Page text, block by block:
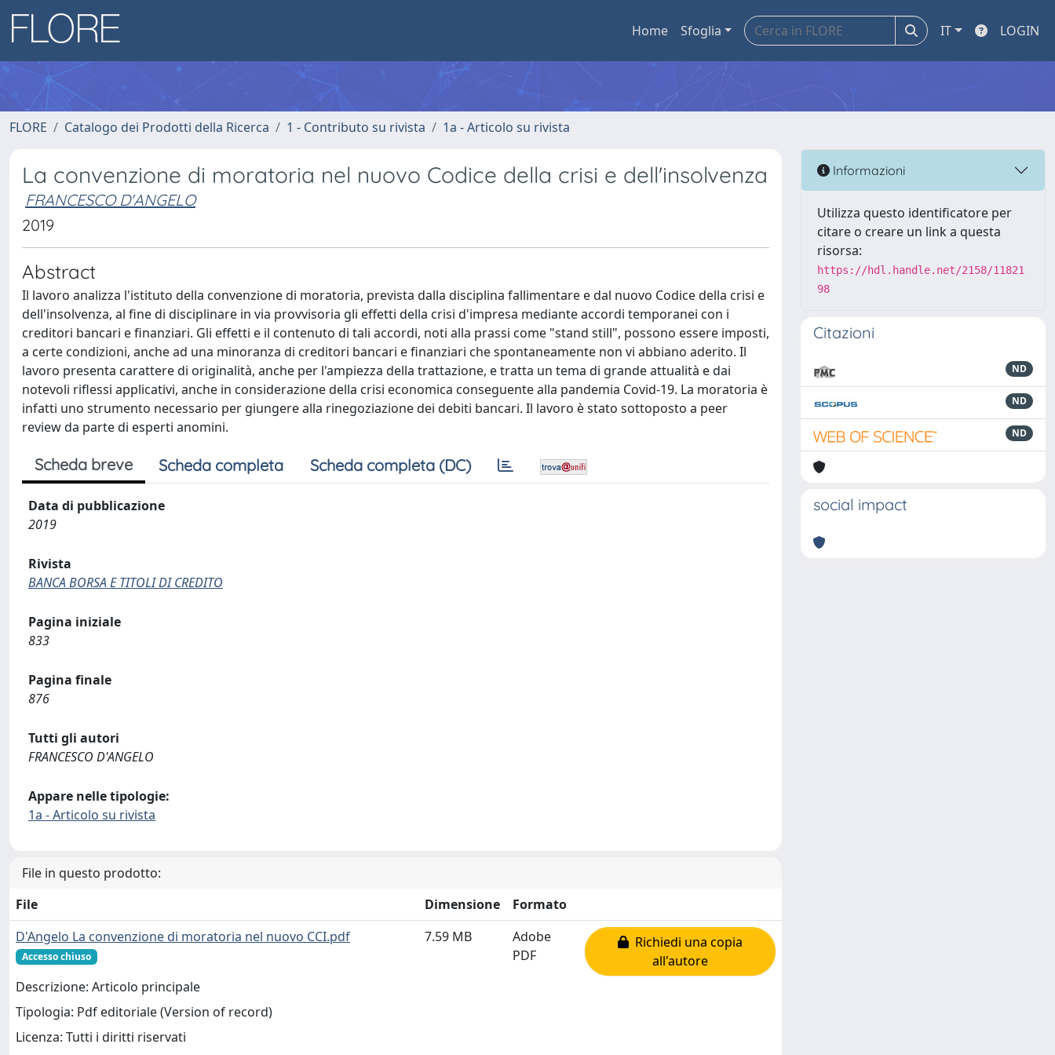
Home Sfoglia IT LOGIN
FLORE Catalogo dei Prodotti della Ricerca 1 - Contributo su rivista 1a - Articolo su rivista
La convenzione di moratoria nel nuovo Codice della crisi e dell'insolvenza
FRANCESCO D'ANGELO
2019
Abstract
Il lavoro analizza l'istituto della convenzione di moratoria, prevista dalla disciplina fallimentare e dal nuovo Codice della crisi e
dell'insolvenza, al fine di disciplinare in via provvisoria gli effetti della crisi d'impresa mediante accordi temporanei con i
creditori bancari e finanziari. Gli effetti e il contenuto di tali accordi, noti alla prassi come "stand still", possono essere imposti,
a certe condizioni, anche ad una minoranza di creditori bancari e finanziari che spontaneamente non vi abbiano aderito. Il
lavoro presenta carattere di originalità, anche per l'ampiezza della trattazione, e tratta un tema di grande attualità e dai
notevoli riflessi applicativi, anche in considerazione della crisi economica conseguente alla pandemia Covid-19. La moratoria è
infatti uno strumento necessario per giungere alla rinegoziazione dei debiti bancari. Il lavoro è stato sottoposto a peer
review da parte di esperti anomini.
Scheda breve Scheda completa Scheda completa (DC)
Data di pubblicazione
2019
Rivista
BANCA BORSA E TITOLI DI CREDITO
Pagina iniziale
833
Pagina finale
876
Tutti gli autori
FRANCESCO D'ANGELO
Appare nelle tipologie:
1a - Articolo su rivista
File in questo prodotto:
File
Dimensione
Formato
D'Angelo La convenzione di moratoria nel nuovo CCI.pdf
Accesso chiuso
Descrizione: Articolo principale
Tipologia: Pdf editoriale (Version of record)
Licenza: Tutti i diritti riservati
7.59 MB
Adobe
PDF
Richiedi una copia
all'autore
Informazioni
Utilizza questo identificatore per
citare o creare un link a questa
risorsa:
https://hdl.handle.net/2158/11821
98
Citazioni
ND
ND
ND
social impact